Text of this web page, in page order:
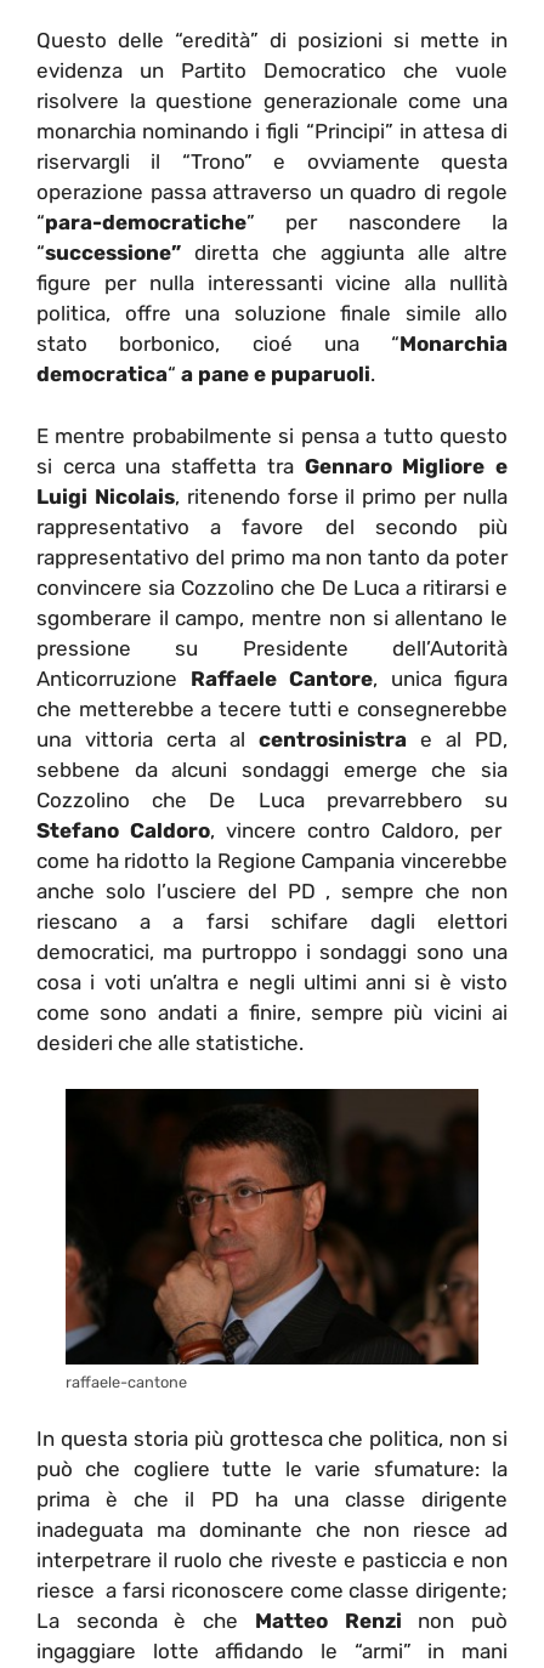
Questo delle “eredità” di posizioni si mette in
evidenza un Partito Democratico che vuole
risolvere la questione generazionale come una
monarchia nominando i figli “Principi” in attesa di
riservargli il “Trono” e ovviamente questa
operazione passa attraverso un quadro di regole
“para-democratiche” per nascondere la
“successione” diretta che aggiunta alle altre
figure per nulla interessanti vicine alla nullità
politica, offre una soluzione finale simile allo
stato borbonico, cioé una “Monarchia
democratica“ a pane e puparuoli.
E mentre probabilmente si pensa a tutto questo
si cerca una staffetta traGennaro Migliore e
Luigi Nicolais, ritenendo forse il primo per nulla
rappresentativo a favore del secondo più
rappresentativo del primo ma non tanto da poter
convincere sia Cozzolino che De Luca a ritirarsi e
sgomberare il campo, mentre non si allentano le
pressione su Presidente dell’Autorità
Anticorruzione Raffaele Cantore, unica figura
che metterebbe a tecere tutti e consegnerebbe
una vittoria certa al centrosinistra e al PD,
sebbene da alcuni sondaggi emerge che sia
Cozzolino che De Luca prevarrebbero su
Stefano Caldoro, vincere contro Caldoro, per
come ha ridotto la Regione Campania vincerebbe
anche solo l’usciere del PD , sempre che non
riescano a a farsi schifare dagli elettori
democratici, ma purtroppo i sondaggi sono una
cosa i voti un’altra e negli ultimi anni si è visto
come sono andati a finire, sempre più vicini ai
desideri che alle statistiche.
raffaele-cantone
In questa storia più grottesca che politica, non si
può che cogliere tutte le varie sfumature: la
prima è che il PD ha una classe dirigente
inadeguata ma dominante che non riesce ad
interpetrare il ruolo che riveste e pasticcia e non
riesce a farsi riconoscere come classe dirigente;
La seconda è che Matteo Renzi non può
ingaggiare lotte affidando le “armi” in mani